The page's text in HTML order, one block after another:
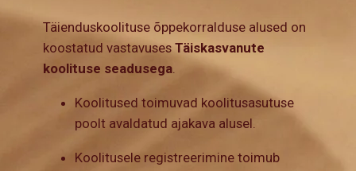
Täienduskoolituse õppekorralduse alused on
koostatud vastavuses Täiskasvanute
koolituse seadusega.
Koolitused toimuvad koolitusasutuse
poolt avaldatud ajakava alusel.
Koolitusele registreerimine toimub